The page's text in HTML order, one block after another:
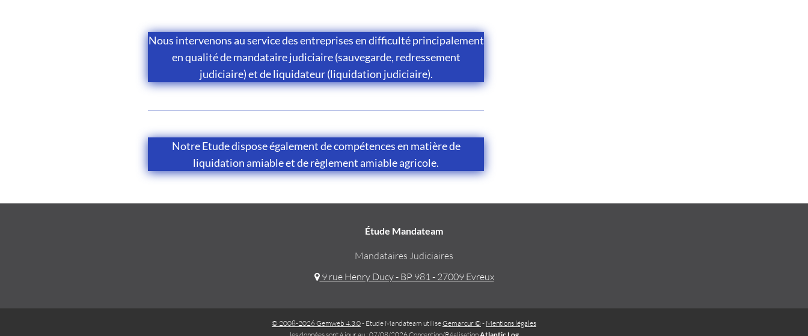
Nous intervenons au service des entreprises en difficulté principalement
en qualité de mandataire judiciaire (sauvegarde, redressement
judiciaire) et de liquidateur (liquidation judiciaire).
Notre Etude dispose également de compétences en matière de
liquidation amiable et de règlement amiable agricole.
Étude Mandateam
Mandataires Judiciaires
9 rue Henry Ducy - BP 981 - 27009 Evreux
© 2008-2026 Gemweb 4.3.0- Étude Mandateam utiliseGemarcur © - Mentions légales